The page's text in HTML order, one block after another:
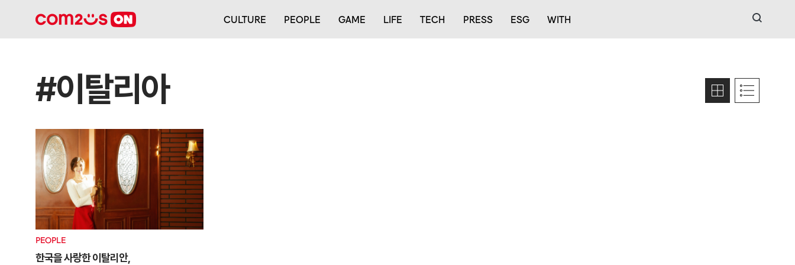
CULTURE PEOPLE GAME LIFE TECH PRESS ESG WITH 검색
#이탈리아
PEOPLE
한국을 사랑한 이탈리안,